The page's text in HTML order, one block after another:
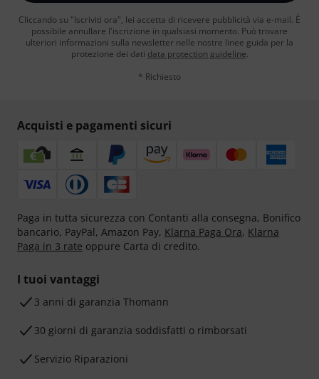
Cliccando su "Iscriviti ora", lei accetta di ricevere pubblicità via e-mail. È
possibile annullare l'iscrizione in qualsiasi momento. Può trovare
ulteriori informazioni sulla newsletter nelle nostre linee guida per la
protezione dei dati data protection guideline.
* Richiesto
Acquisti e pagamenti sicuri
Paga in tutta sicurezza con Contanti alla consegna, Bonifico
bancario, PayPal, Amazon Pay, Klarna Paga Ora, Klarna
Paga in 3 rate oppure Carta di credito.
I tuoi vantaggi
3 anni di garanzia Thomann
30 giorni di garanzia soddisfatti o rimborsati
Servizio Riparazioni